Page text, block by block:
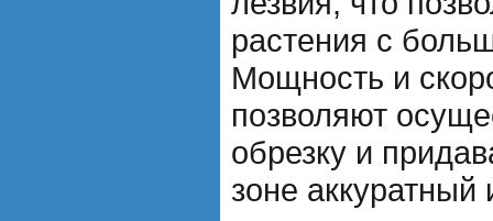
растения с
Мощность и
позволяют
обрезку и
зоне